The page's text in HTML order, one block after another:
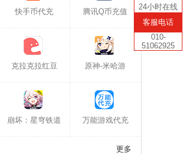
快手币代充 腾讯Q币充值
克拉克拉红豆 原神-米哈游
崩坏：星穹铁道 万能游戏代充
更多
24小时在线
客服电话
010-
51062925